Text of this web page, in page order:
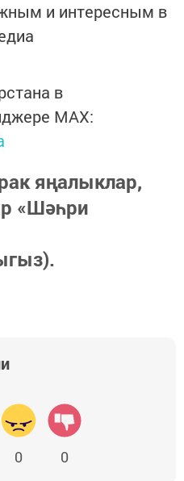
и интересным в
в
MАХ:
яңалыклар,
«Шәһри
0 0